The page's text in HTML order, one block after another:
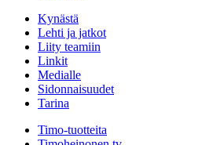
Kynästä
Lehti ja jatkot
Liity teamiin
Linkit
Medialle
Sidonnaisuudet
Tarina
Timo-tuotteita